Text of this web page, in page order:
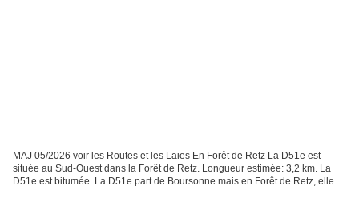
MAJ 05/2026 voir les Routes et les Laies En Forêt de Retz La D51e est
située au Sud-Ouest dans la Forêt de Retz. Longueur estimée: 3,2 km. La
D51e est bitumée. La D51e part de Boursonne mais en Forêt de Retz, elle